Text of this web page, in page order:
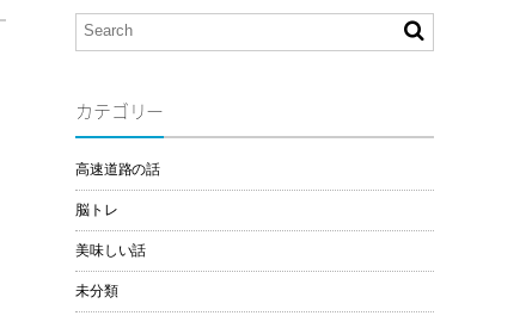
カテゴリー
高速道路の話
脳トレ
美味しい話
未分類